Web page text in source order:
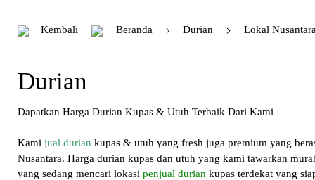
Kembali Beranda Durian Lokal Nusantara
Durian
Dapatkan Harga Durian Kupas & Utuh Terbaik Dari Kami
Kami jual durian kupas & utuh yang fresh juga premium yang
Nusantara. Harga durian kupas dan utuh yang kami tawarkan
yang sedang mencari lokasi penjual durian kupas terdekat yang